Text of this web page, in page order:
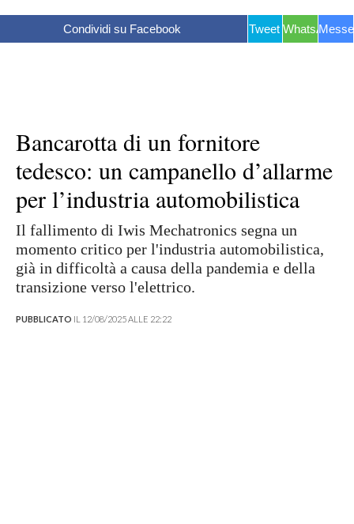
Condividi su Facebook Tweet WhatsApp
Bancarotta di un fornitore
tedesco: un campanello d’allarme
per l’industria automobilistica
Il fallimento di Iwis Mechatronics segna un
momento critico per l'industria automobilistica,
già in difficoltà a causa della pandemia e della
transizione verso l'elettrico.
PUBBLICATO IL 12/08/2025 ALLE 22:22